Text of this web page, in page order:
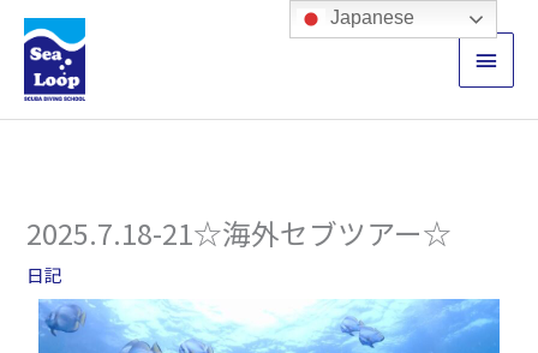
キ
メ
イ
ン
ー
2025.7.18-21☆海外セブツアー☆
日記
Japanese